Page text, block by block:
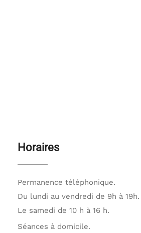
Horaires
Permanence téléphonique.
Du lundi au vendredi de 9h à 19h.
Le samedi de 10 h à 16 h.
Séances à domicile.